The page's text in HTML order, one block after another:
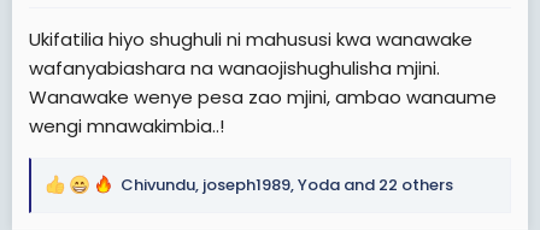
Ukifatilia hiyo shughuli ni mahususi kwa wanawake
wafanyabiashara na wanaojishughulisha mjini.
Wanawake wenye pesa zao mjini, ambao wanaume
wengi mnawakimbia..!
R
Chivundu, joseph1989,Yoda and 22 others